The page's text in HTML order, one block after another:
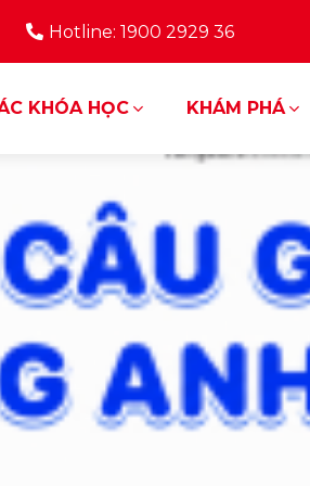
Hotline: 1900 2929 36
KHÓA HỌC KHÁM PHÁ